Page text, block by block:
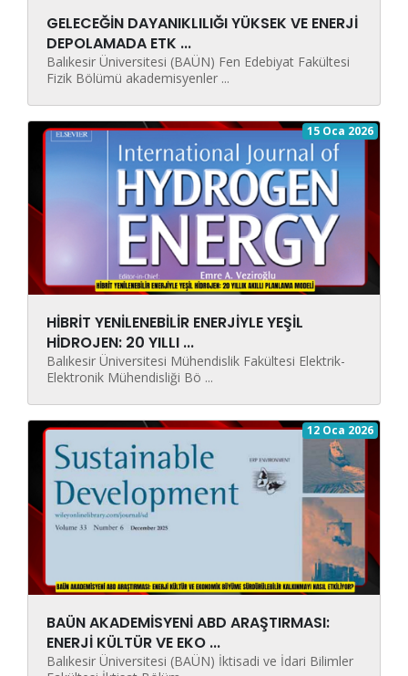
GELECEĞİN DAYANIKLILIĞI YÜKSEK VE ENERJİ
DEPOLAMADA ETK ...
Balıkesir Üniversitesi (BAÜN) Fen Edebiyat Fakültesi
Fizik Bölümü akademisyenler ...
15 Oca 2026
HİBRİT YENİLENEBİLİR ENERJİYLE YEŞİL
HİDROJEN: 20 YILLI ...
Balıkesir Üniversitesi Mühendislik Fakültesi Elektrik-
Elektronik Mühendisliği Bö ...
12 Oca 2026
BAÜN AKADEMİSYENİ ABD ARAŞTIRMASI:
ENERJİ KÜLTÜR VE EKO ...
Balıkesir Üniversitesi (BAÜN) İktisadi ve İdari Bilimler